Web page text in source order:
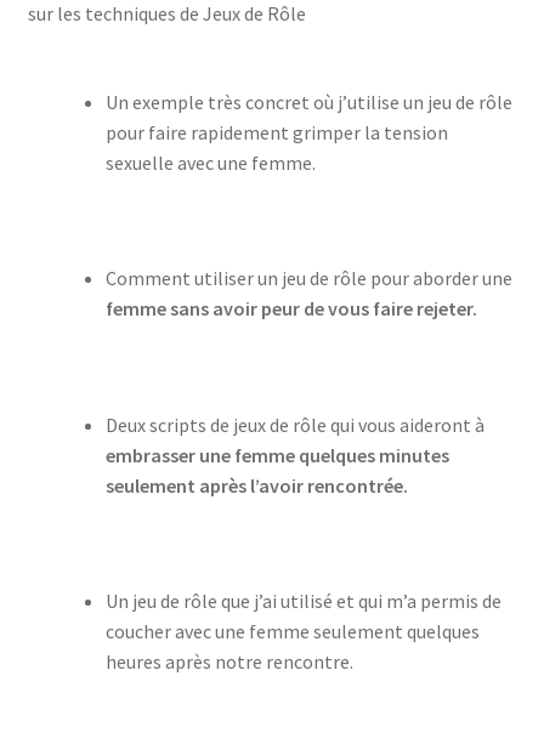
sur les techniques de Jeux de Rôle
Un exemple très concret où j’utilise un jeu de rôle
pour faire rapidement grimper la tension
sexuelle avec une femme.
Comment utiliser un jeu de rôle pour aborder une
femme sans avoir peur de vous faire rejeter.
Deux scripts de jeux de rôle qui vous aideront à
embrasser une femme quelques minutes
seulement après l’avoir rencontrée.
Un jeu de rôle que j’ai utilisé et qui m’a permis de
coucher avec une femme seulement quelques
heures après notre rencontre.